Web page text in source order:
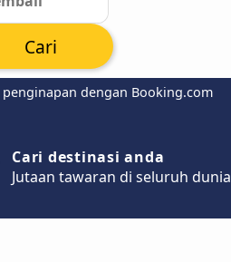
penginapan dengan Booking.com
Cari
Cari destinasi anda
Jutaan tawaran di seluruh dunia